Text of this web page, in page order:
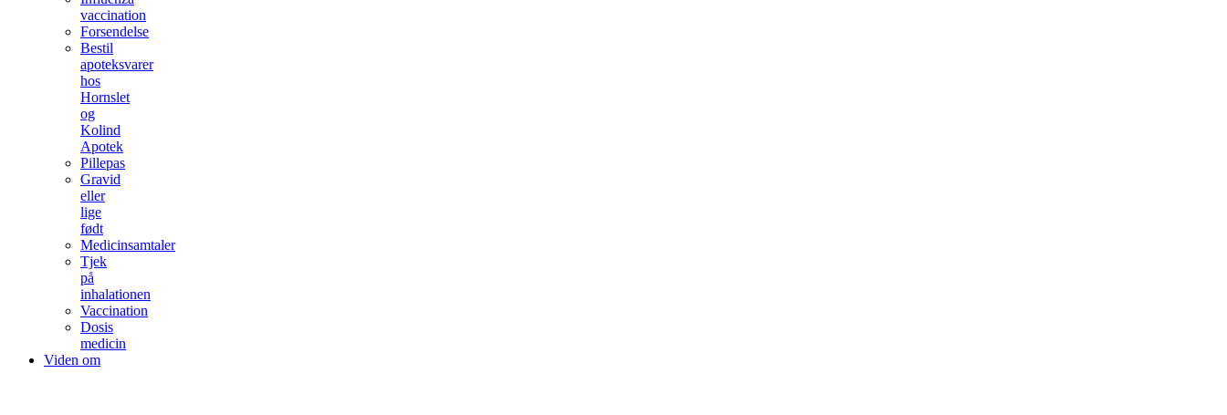
vaccination
Forsendelse
Bestil
apoteksvarer
hos
Hornslet
og
Kolind
Apotek
Pillepas
Gravid
eller
lige
født
Medicinsamtaler
Tjek
på
inhalationen
Vaccination
Dosis
medicin
Viden om